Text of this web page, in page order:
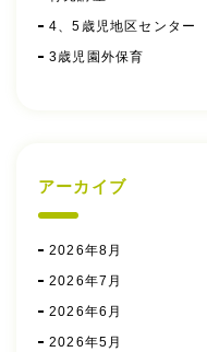
4、5歳児地区センター
3歳児園外保育
アーカイブ
2026年8月
2026年7月
2026年6月
2026年5月